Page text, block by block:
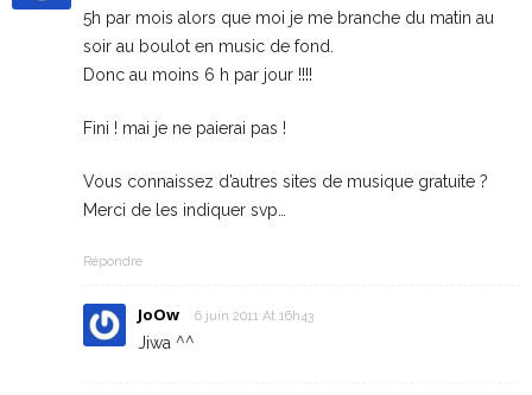
5h par mois alors que moi je me branche du matin au
soir au boulot en music de fond.
Donc au moins 6 h par jour !!!!
Fini ! mai je ne paierai pas !
Vous connaissez d’autres sites de musique gratuite ?
Merci de les indiquer svp…
Répondre
JoOw 6 juin 2011 At 16h43
Jiwa ^^